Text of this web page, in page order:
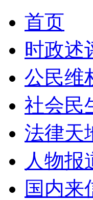
首页
时政述
公民维
社会民
法律天
人物报
国内来